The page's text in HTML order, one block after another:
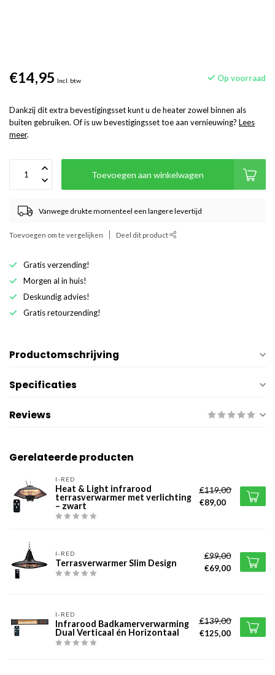
€14,95 Incl. btw Op voorraad
Dankzij dit extra bevestigingsset kunt u de heater zowel binnen als
buiten gebruiken. Of is uw bevestigingsset toe aan vernieuwing? Lees
meer.
Toevoegen aan winkelwagen
Vanwege drukte momenteel een langere levertijd
Toevoegen om te vergelijken Deel dit product
Gratis verzending!
Morgen al in huis!
Deskundig advies!
Gratis retourzending!
Productomschrijving
Specificaties
Reviews
Gerelateerde producten
I-RED
Heat & Light infrarood
terrasverwarmer met verlichting
– zwart
€119,00
€89,00
I-RED
Terrasverwarmer Slim Design
€99,00
€69,00
I-RED
Infrarood Badkamerverwarming
Dual Verticaal én Horizontaal
€139,00
€125,00